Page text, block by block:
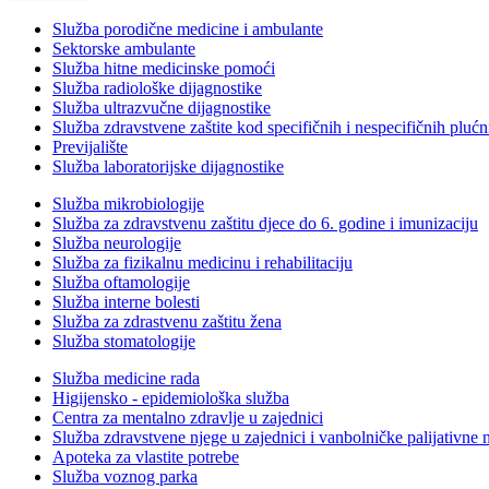
Služba porodične medicine i ambulante
Sektorske ambulante
Služba hitne medicinske pomoći
Služba radiološke dijagnostike
Služba ultrazvučne dijagnostike
Služba zdravstvene zaštite kod specifičnih i nespecifičnih
Previjalište
Služba laboratorijske dijagnostike
Služba mikrobiologije
Služba za zdravstvenu zaštitu djece do 6. godine i imunizaciju
Služba neurologije
Služba za fizikalnu medicinu i rehabilitaciju
Služba oftamologije
Služba interne bolesti
Služba za zdrastvenu zaštitu žena
Služba stomatologije
Služba medicine rada
Higijensko - epidemiološka služba
Centra za mentalno zdravlje u zajednici
Služba zdravstvene njege u zajednici i vanbolničke palijativne
Apoteka za vlastite potrebe
Služba voznog parka